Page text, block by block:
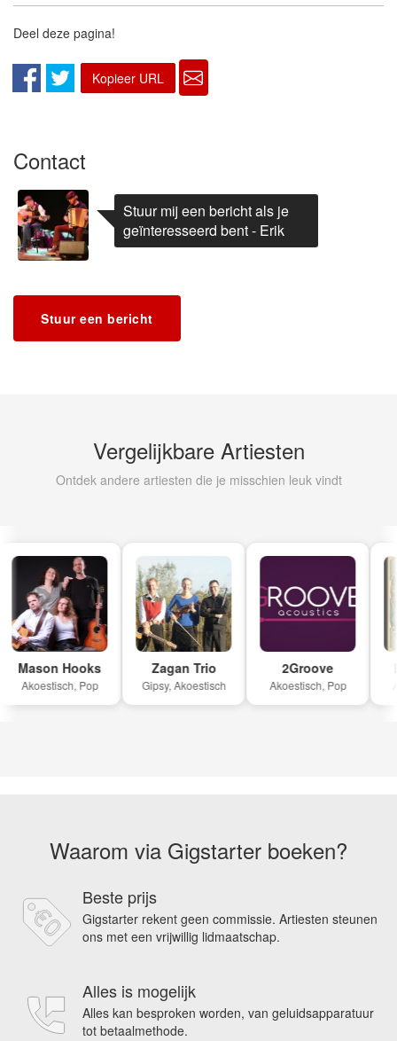
Deel deze pagina!
Kopieer URL
Contact
Stuur mij een bericht als je
geïnteresseerd bent - Erik
Stuur een bericht
Vergelijkbare Artiesten
Ontdek andere artiesten die je misschien leuk vindt
Mason Hooks
Akoestisch, Pop
Zagan Trio
Gipsy, Akoestisch
2Groove
Akoestisch, Pop
Waarom via Gigstarter boeken?
Beste prijs
Gigstarter rekent geen commissie. Artiesten steunen
ons met een vrijwillig lidmaatschap.
Alles is mogelijk
Alles kan besproken worden, van geluidsapparatuur
tot betaalmethode.